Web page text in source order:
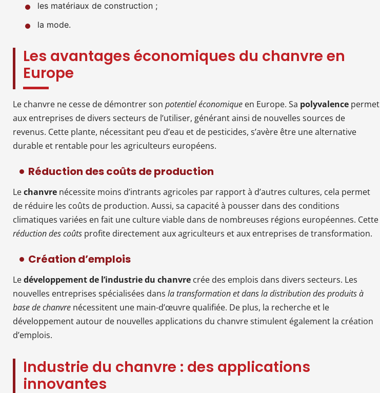
les matériaux de construction ;
la mode.
Les avantages économiques du chanvre en
Europe
Le chanvre ne cesse de démontrer son potentiel économique en Europe. Sa polyvalence permet
aux entreprises de divers secteurs de l’utiliser, générant ainsi de nouvelles sources de
revenus. Cette plante, nécessitant peu d’eau et de pesticides, s’avère être une alternative
durable et rentable pour les agriculteurs européens.
Réduction des coûts de production
Lechanvre nécessite moins d’intrants agricoles par rapport à d’autres cultures, cela permet
de réduire les coûts de production. Aussi, sa capacité à pousser dans des conditions
climatiques variées en fait une culture viable dans de nombreuses régions européennes. Cette
réduction des coûts profite directement aux agriculteurs et aux entreprises de transformation.
Création d’emplois
Ledéveloppement de l’industrie du chanvre crée des emplois dans divers secteurs. Les
nouvelles entreprises spécialisées dans la transformation et dans la distribution des produits à
base de chanvre nécessitent une main-d’œuvre qualifiée. De plus, la recherche et le
développement autour de nouvelles applications du chanvre stimulent également la création
d’emplois.
Industrie du chanvre : des applications
innovantes